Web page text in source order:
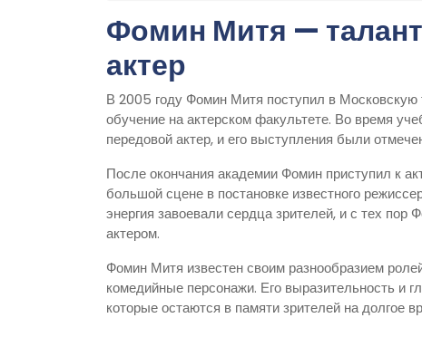
Фомин Митя —
актер
В 2005 году Фомин Митя поступил в
обучение на актерском факультете. Во время
передовой актер, и его выступления были
После окончания академии Фомин приступил к
большой сцене в постановке известного
энергия завоевали сердца зрителей, и с тех
актером.
Фомин Митя известен своим разнообразием
комедийные персонажи. Его выразительность и
которые остаются в памяти зрителей на долгое